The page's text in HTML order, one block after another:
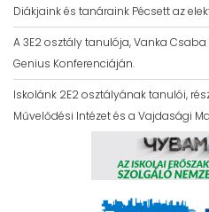
Diákjaink és tanáraink Pécsett az
A 3E2 osztály tanulója, Vanka Csaba
Genius Konferenciáján.
Iskolánk 2E2 osztályának tanulói,
Művelődési Intézet és a Vajdasági